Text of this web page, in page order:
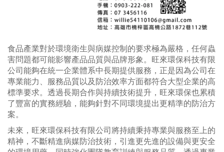
食品產業對於環境衛生與病媒控制的要求極為嚴格，任何蟲
害問題都可能影響產品品質與品牌形象。旺來環保科技有限
公司能夠在統一企業體系中長期提供服務，正是因為公司在
專業能力、服務品質以及防治效率方面都符合大型企業的高
標準要求。透過長期合作與持續技術提升，旺來環保也累積
了豐富的實務經驗，能夠針對不同環境提出更精準的防治方
案。
未來，旺來環保科技有限公司將持續秉持專業與服務至上的
精神，不斷精進病媒防治技術，引進更先進的設備與更安全